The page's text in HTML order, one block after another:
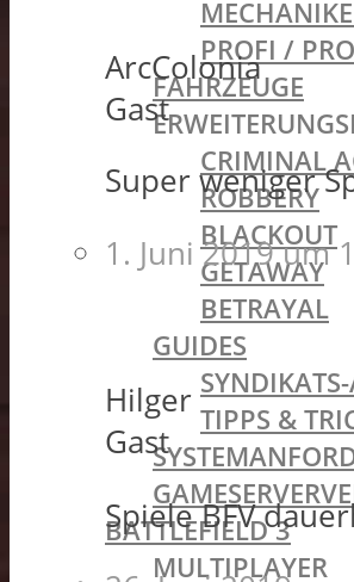
PROFI /
FAHRZEUGE
CRIMINAL
ROBBERY
BLACKOUT
GETAWAY
BETRAYAL
GUIDES
TIPPS &
BATTLEFIELD 3
MULTIPLAYER
ArcColonia
Gast
Super weniger
1. Juni 2019 um
Hilger
Gast
Spiele BFV